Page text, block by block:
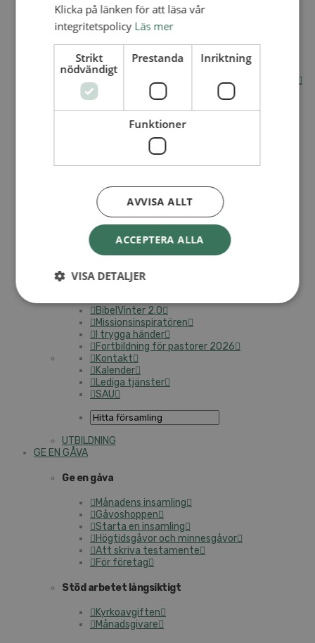
Internationellt
Internationella avdelningen
Utsända och arbeten
Engagera dig internationellt
Missionsinspiratörens verktygslåda
Entreprenörskap, företagande och Guds rike
UTBILDNINGAR
Akademi för Ledarskap och Teologi
BibelVinter 2.0
Missionsinspiratören
I trygga händer
Fortbildning för pastorer 2026
Kontakt
Kalender
Lediga tjänster
SAU
UTBILDNING
GE EN GÅVA
Ge en gåva
Månadens insamling
Gåvoshoppen
Starta en insamling
Högtidsgåvor och minnesgåvor
Att skriva testamente
För företag
Stöd arbetet långsiktigt
Kyrkoavgiften
Månadsgivare
Klicka på länken för att läsa vår
integritetspolicy Läs mer
Strikt
nödvändigt
Prestanda Inriktning
Funktioner
ACCEPTERA ALLA
AVVISA ALLT
VISA DETALJER